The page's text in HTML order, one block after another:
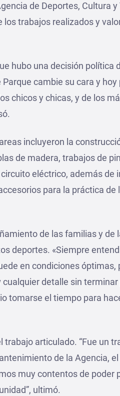
de Deportes, Cultura
los trabajos realizados y
hubo una decisión política
cambie su cara y
chicos y chicas, y de los
incluyeron la
de madera, trabajos de
eléctrico, además de
para la práctica
de las familias y de
deportes. «Siempre
en condiciones óptimas,
detalle sin
tomarse el tiempo para
trabajo articulado. “Fue un
de la Agencia,
muy contentos de poder
ultimó.